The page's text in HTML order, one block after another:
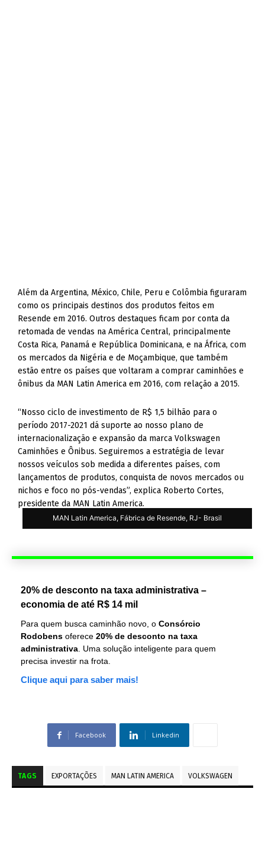
Além da Argentina, México, Chile, Peru e Colômbia figuraram
como os principais destinos dos produtos feitos em
Resende em 2016. Outros destaques ficam por conta da
retomada de vendas na América Central, principalmente
Costa Rica, Panamá e República Dominicana, e na África, com
os mercados da Nigéria e de Moçambique, que também
estão entre os países que voltaram a comprar caminhões e
ônibus da MAN Latin America em 2016, com relação a 2015.
“Nosso ciclo de investimento de R$ 1,5 bilhão para o
período 2017-2021 dá suporte ao nosso plano de
internacionalização e expansão da marca Volkswagen
Caminhões e Ônibus. Seguiremos a estratégia de levar
nossos veículos sob medida a diferentes países, com
lançamentos de produtos, conquista de novos mercados ou
nichos e foco no pós-vendas”, explica Roberto Cortes,
presidente da MAN Latin America.
MAN Latin America, Fábrica de Resende, RJ- Brasil
20% de desconto na taxa administrativa –
economia de até R$ 14 mil
Para quem busca caminhão novo, o Consórcio
Rodobens oferece 20% de desconto na taxa
administrativa . Uma solução inteligente para quem
precisa investir na frota.
Clique aqui para saber mais!
Facebook Linkedin
TAGS EXPORTAÇÕES MAN LATIN AMERICA VOLKSWAGEN